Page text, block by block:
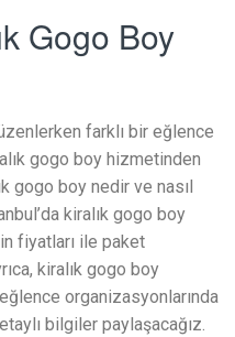
Gogo Boy
farklı bir eğlence
gogo boy hizmetinden
gogo boy nedir ve nasıl
kiralık gogo boy
fiyatları ile paket
kiralık gogo boy
organizasyonlarında
bilgiler paylaşacağız.